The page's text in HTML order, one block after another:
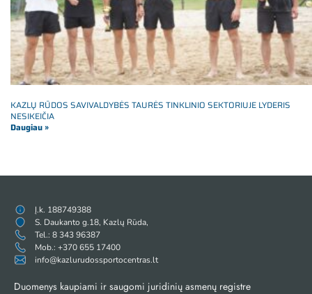
KAZLŲ RŪDOS SAVIVALDYBĖS TAURĖS TINKLINIO SEKTORIUJE LYDERIS
NESIKEIČIA
Daugiau »
Į.k. 188749388
S. Daukanto g.18, Kazlų Rūda,
Tel.: 8 343 96387
Mob.: +370 655 17400
info@kazlurudossportocentras.lt
Duomenys kaupiami ir saugomi juridinių asmenų registre